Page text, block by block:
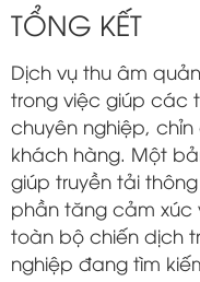
TỔNG KẾT
Dịch vụ thu âm
trong việc giúp các
chuyên nghiệp,
khách hàng. Một
giúp truyền tải
phần tăng cảm
toàn bộ chiến dịch
nghiệp đang tìm